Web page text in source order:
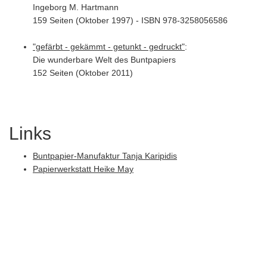
Ingeborg M. Hartmann
159 Seiten (Oktober 1997) - ISBN 978-3258056586
"gefärbt - gekämmt - getunkt - gedruckt":
Die wunderbare Welt des Buntpapiers
152 Seiten (Oktober 2011)
Links
Buntpapier-Manufaktur Tanja Karipidis
Papierwerkstatt Heike May